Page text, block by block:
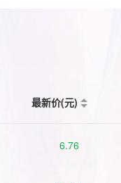
最新价(元)
6.76